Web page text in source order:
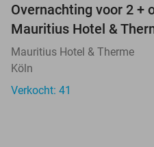
Overnachting voor 2 +
Mauritius Hotel &
Mauritius Hotel & Therme
Köln
Verkocht: 41